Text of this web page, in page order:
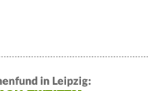
in Leipzig: